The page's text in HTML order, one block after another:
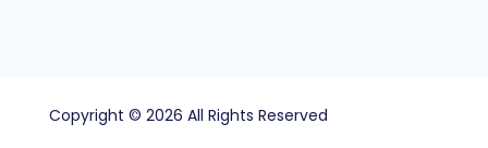
Copyright © 2026 All Rights Reserved